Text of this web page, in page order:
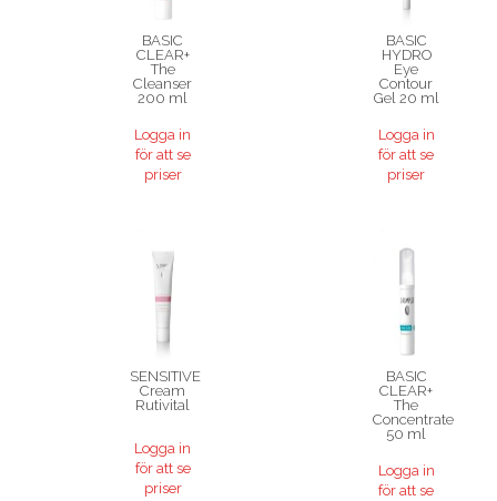
BASIC
CLEAR+
The
Cleanser
200 ml
Logga in
för att se
priser
BASIC
HYDRO
Eye
Contour
Gel 20 ml
Logga in
för att se
priser
SENSITIVE
Cream
Rutivital
Logga in
för att se
priser
BASIC
CLEAR+
The
Concentrate
50 ml
Logga in
för att se